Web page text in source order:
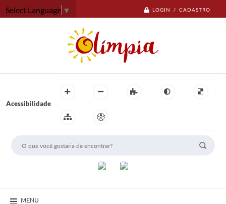
LOGIN / CADASTRO
Select Language ▼
Acessibilidade
MENU